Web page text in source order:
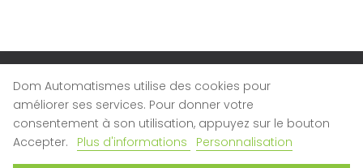
LA SOCIÉTÉ
Qui sommes-nous ?
Nous contacter
Dom Automatismes utilise des cookies pour
améliorer ses services. Pour donner votre
consentement à son utilisation, appuyez sur le bouton
Accepter.
Plus d'informations Personnalisation